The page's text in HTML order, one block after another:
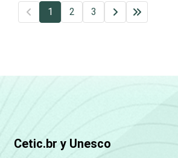
1 2 3
Cetic.br y Unesco